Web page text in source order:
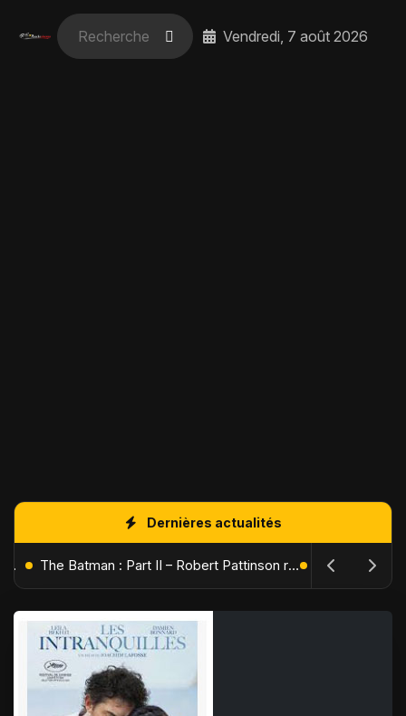
Vendredi, 7 août 2026
Dernières actualités
L'Âge de Glace : Le Réveil du Volcan – Manny, Sid et Diego de retour pour une aventure explosive The Batman : Part II – Robert Pattinson replonge dans les ténèbres de Gotham dès octobre 2027